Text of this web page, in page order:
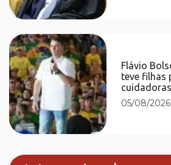
Flávio
teve filhas
05/08/2026